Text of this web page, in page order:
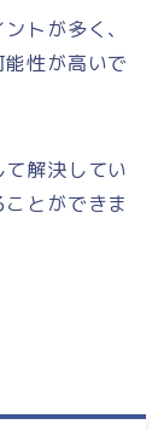
トが多く、
性が高いで
解決してい
とができま